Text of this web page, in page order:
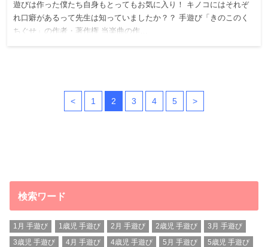
遊びは作った僕たち自身もとってもお気に入り！ キノコにはそれぞ
れ口癖があるって先生は知っていましたか？？ 手遊び「きのこのく
ちぐせ」の作者・著作権 当楽曲の作…
< 1 2 3 4 5 >
検索ワード
1月 手遊び 1歳児 手遊び 2月 手遊び 2歳児 手遊び
3月 手遊び
3歳児 手遊び
4月 手遊び 4歳児 手遊び 5月 手遊び
5歳児 手遊び